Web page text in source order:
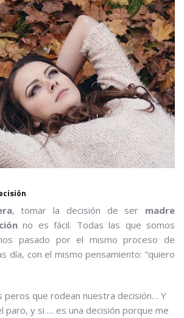
, tomar la decisión de ser madre
no es fácil. Todas las que somos
pasado por el mismo proceso de
día, con el mismo pensamiento: “quiero
peros que rodean nuestra decisión… Y
paro, y si … es una decisión porque me